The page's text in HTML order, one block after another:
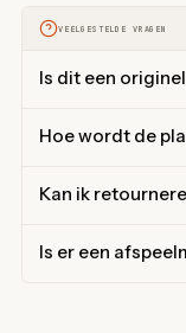
VEELGESTELDE VRAGEN
Is dit een
Hoe wordt de
Kan ik
Is er een